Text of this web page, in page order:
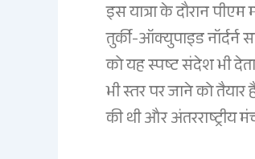
इस यात्रा के दौरान पीएम
तुर्की-ऑक्युपाइड
को यह स्पष्ट संदेश भी
भी स्तर पर जाने को
की थी और अंतरराष्ट्रीय